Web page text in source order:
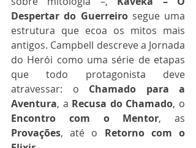
Despertar do Guerreiro segue uma
estrutura que ecoa os mitos mais
antigos. Campbell descreve a Jornada
do Herói como uma série de etapas
que todo protagonista deve
atravessar: o Chamado para a
Aventura, a Recusa do Chamado
Encontro com o Mentor
Provações, até o Retorno com o